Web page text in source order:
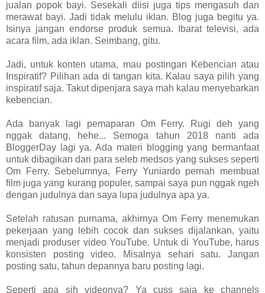
jualan popok bayi. Sesekali diisi juga tips mengasuh dan
merawat bayi. Jadi tidak melulu iklan. Blog juga begitu ya.
Isinya jangan endorse produk semua. Ibarat televisi, ada
acara film, ada iklan. Seimbang, gitu.
Jadi, untuk konten utama, mau postingan Kebencian atau
Inspiratif? Pilihan ada di tangan kita. Kalau saya pilih yang
inspiratif saja. Takut dipenjara saya mah kalau menyebarkan
kebencian.
Ada banyak lagi pemaparan Om Ferry. Rugi deh yang
nggak datang, hehe... Semoga tahun 2018 nanti ada
BloggerDay lagi ya. Ada materi blogging yang bermanfaat
untuk dibagikan dari para seleb medsos yang sukses seperti
Om Ferry. Sebelumnya, Ferry Yuniardo pernah membuat
film juga yang kurang populer, sampai saya pun nggak ngeh
dengan judulnya dan saya lupa judulnya apa ya.
Setelah ratusan purnama, akhirnya Om Ferry menemukan
pekerjaan yang lebih cocok dan sukses dijalankan, yaitu
menjadi produser video YouTube. Untuk di YouTube, harus
konsisten posting video. Misalnya sehari satu. Jangan
posting satu, tahun depannya baru posting lagi.
Seperti apa sih videonya? Ya cuss saja ke channels